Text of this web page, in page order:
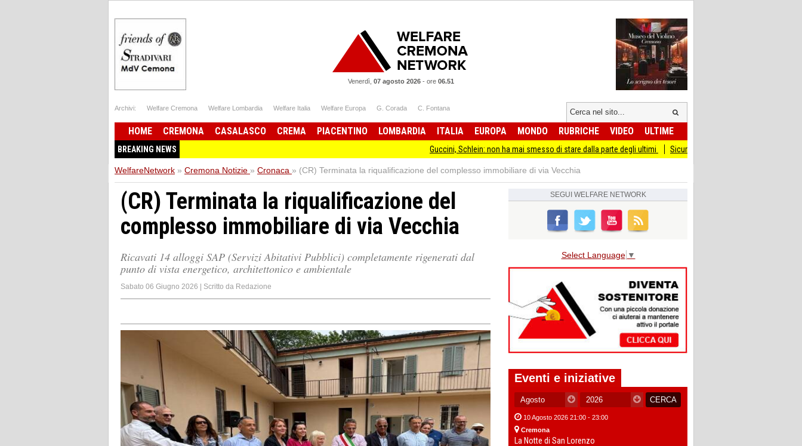
Venerdì, 07 agosto 2026 - ore 06.51
Archivi: Welfare Cremona Welfare Lombardia Welfare Italia Welfare Europa G. Corada C. Fontana
HOME CREMONA CASALASCO CREMA PIACENTINO LOMBARDIA ITALIA EUROPA MONDO RUBRICHE VIDEO ULTIME
BREAKING NEWS Guccini, Schlein: non ha mai smesso di stare dalla parte degli ultimi Sicurezza I Giovani Democratici ribattono ai Giovani
WelfareNetwork » Cremona Notizie » Cronaca » (CR) Terminata la riqualificazione del complesso immobiliare di via Vecchia
(CR) Terminata la riqualificazione del
complesso immobiliare di via Vecchia
Ricavati 14 alloggi SAP (Servizi Abitativi Pubblici) completamente rigenerati dal
punto di vista energetico, architettonico e ambientale
Sabato 06 Giugno 2026 | Scritto da Redazione
SEGUI WELFARE NETWORK
Select Language ▼
Eventi e iniziative
10 Agosto 2026 21:00 - 23:00
Cremona
La Notte di San Lorenzo